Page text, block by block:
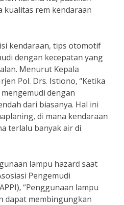
kualitas rem kendaraan
kendaraan, tips otomotif
dengan kecepatan yang
Menurut Kepala
Pol. Drs. Istiono, “Ketika
dengan
dari biasanya. Hal ini
di mana kendaraan
terlalu banyak air di
lampu hazard saat
Pengemudi
“Penggunaan lampu
dapat membingungkan